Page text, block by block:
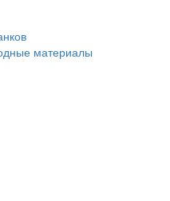
материалы